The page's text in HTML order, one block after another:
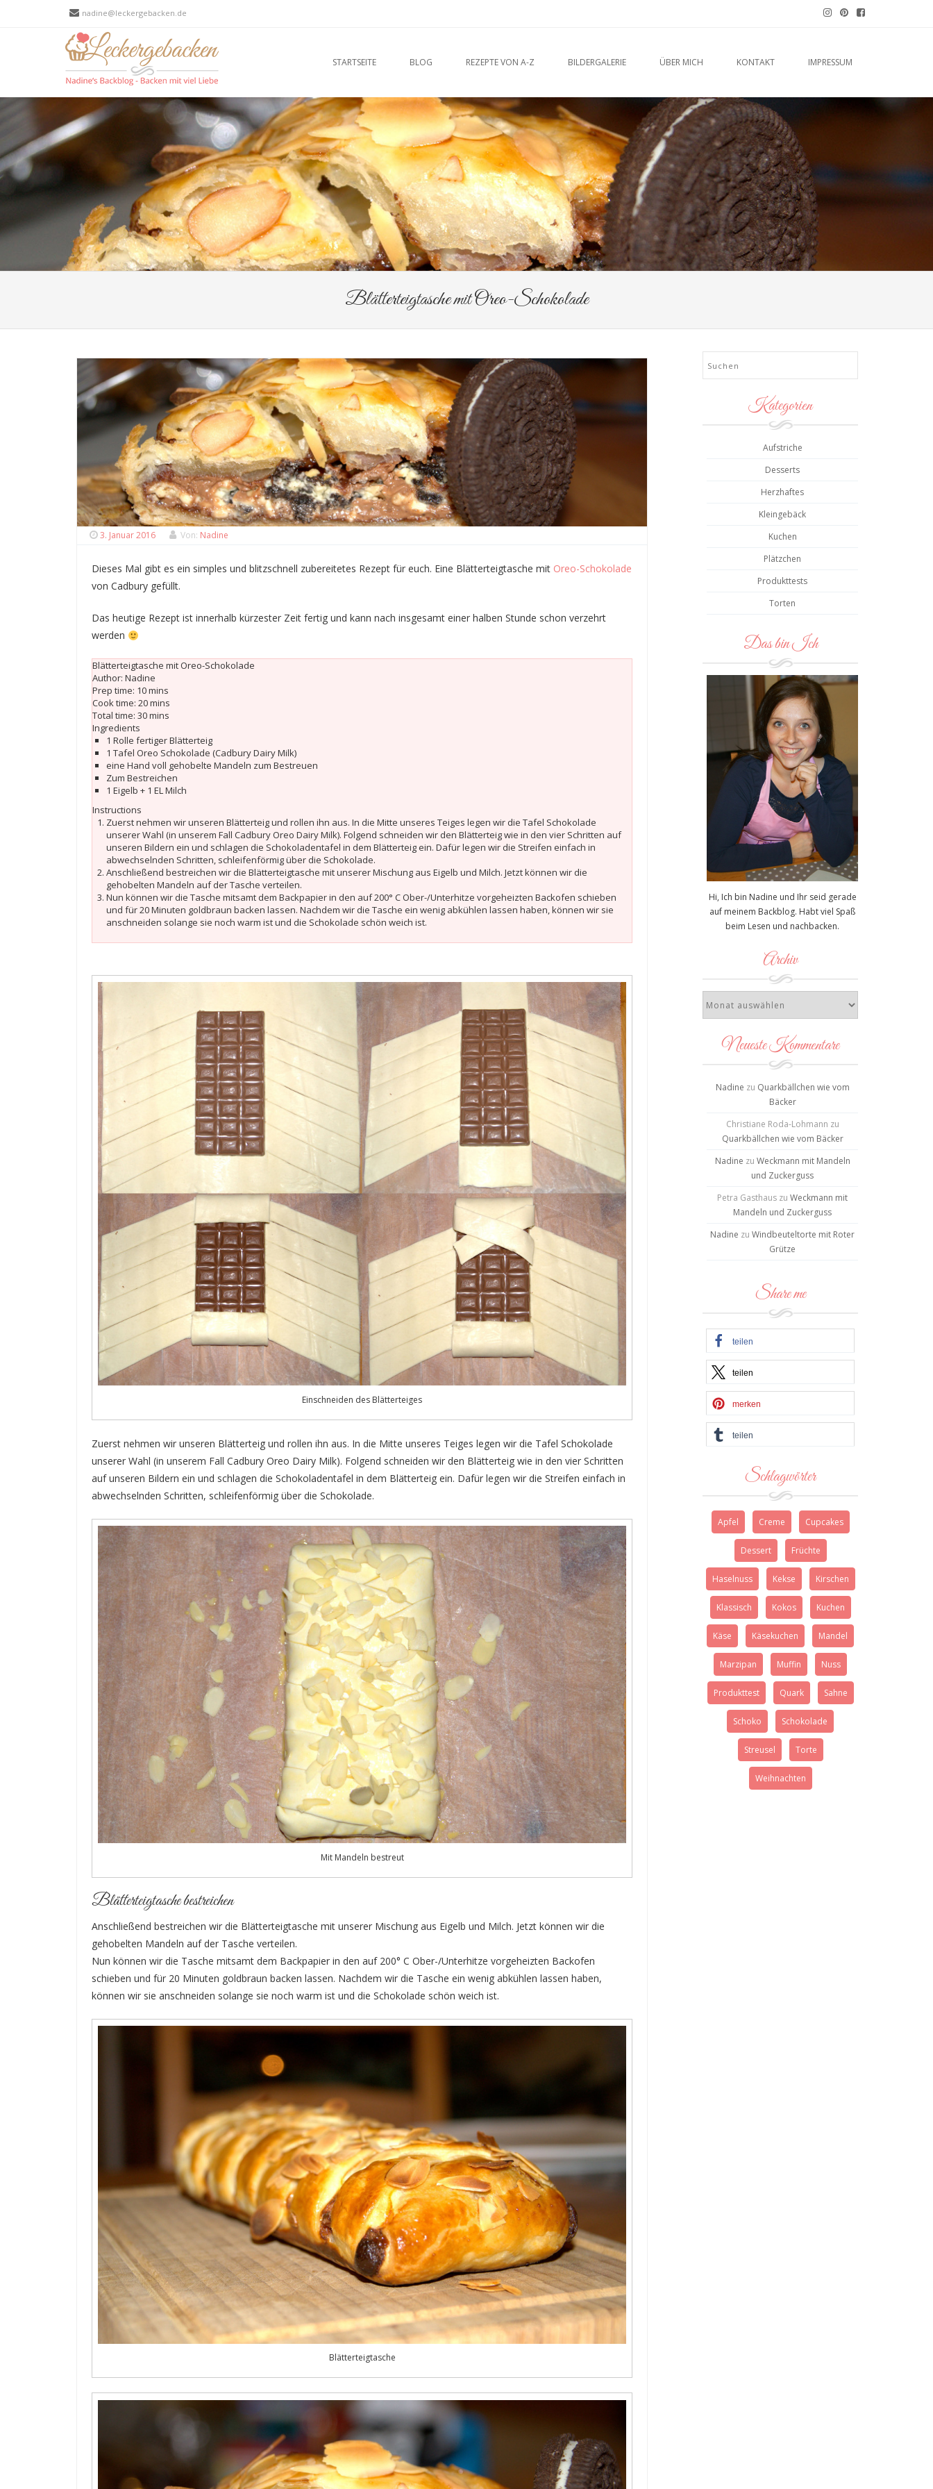
nadine@leckergebacken.de
SKIP TO CONTENTSTARTSEITE BLOG REZEPTE VON A-Z BILDERGALERIE ÜBER MICH KONTAKT IMPRESSUM
Blätterteigtasche mit Oreo-Schokolade
3. Januar 2016 Von: Nadine
Dieses Mal gibt es ein simples und blitzschnell zubereitetes Rezept für euch. Eine Blätterteigtasche mit Oreo-Schokolade
von Cadbury gefüllt.
Das heutige Rezept ist innerhalb kürzester Zeit fertig und kann nach insgesamt einer halben Stunde schon verzehrt
werden
Blätterteigtasche mit Oreo-Schokolade
Author: Nadine
Prep time: 10 mins
Cook time: 20 mins
Total time: 30 mins
Ingredients
1 Rolle fertiger Blätterteig
1 Tafel Oreo Schokolade (Cadbury Dairy Milk)
eine Hand voll gehobelte Mandeln zum Bestreuen
Zum Bestreichen
1 Eigelb + 1 EL Milch
Instructions
Zuerst nehmen wir unseren Blätterteig und rollen ihn aus. In die Mitte unseres Teiges legen wir die Tafel Schokolade
unserer Wahl (in unserem Fall Cadbury Oreo Dairy Milk). Folgend schneiden wir den Blätterteig wie in den vier Schritten auf
unseren Bildern ein und schlagen die Schokoladentafel in dem Blätterteig ein. Dafür legen wir die Streifen einfach in
abwechselnden Schritten, schleifenförmig über die Schokolade.
Anschließend bestreichen wir die Blätterteigtasche mit unserer Mischung aus Eigelb und Milch. Jetzt können wir die
gehobelten Mandeln auf der Tasche verteilen.
Nun können wir die Tasche mitsamt dem Backpapier in den auf 200° C Ober-/Unterhitze vorgeheizten Backofen schieben
und für 20 Minuten goldbraun backen lassen. Nachdem wir die Tasche ein wenig abkühlen lassen haben, können wir sie
anschneiden solange sie noch warm ist und die Schokolade schön weich ist.
Einschneiden des Blätterteiges
Zuerst nehmen wir unseren Blätterteig und rollen ihn aus. In die Mitte unseres Teiges legen wir die Tafel Schokolade
unserer Wahl (in unserem Fall Cadbury Oreo Dairy Milk). Folgend schneiden wir den Blätterteig wie in den vier Schritten
auf unseren Bildern ein und schlagen die Schokoladentafel in dem Blätterteig ein. Dafür legen wir die Streifen einfach in
abwechselnden Schritten, schleifenförmig über die Schokolade.
Mit Mandeln bestreut
Blätterteigtasche bestreichen
Anschließend bestreichen wir die Blätterteigtasche mit unserer Mischung aus Eigelb und Milch. Jetzt können wir die
gehobelten Mandeln auf der Tasche verteilen.
Nun können wir die Tasche mitsamt dem Backpapier in den auf 200° C Ober-/Unterhitze vorgeheizten Backofen
schieben und für 20 Minuten goldbraun backen lassen. Nachdem wir die Tasche ein wenig abkühlen lassen haben,
können wir sie anschneiden solange sie noch warm ist und die Schokolade schön weich ist.
Blätterteigtasche
Kategorien
Aufstriche
Desserts
Herzhaftes
Kleingebäck
Kuchen
Plätzchen
Produkttests
Torten
Das bin Ich
Hi, Ich bin Nadine und Ihr seid gerade
auf meinem Backblog. Habt viel Spaß
beim Lesen und nachbacken.
Archiv
Neueste Kommentare
Nadine zu Quarkbällchen wie vom
Bäcker
Christiane Roda-Lohmann zu
Quarkbällchen wie vom Bäcker
Nadine zu Weckmann mit Mandeln
und Zuckerguss
Petra Gasthaus zu Weckmann mit
Mandeln und Zuckerguss
Nadine zu Windbeuteltorte mit Roter
Grütze
Share me
teilen
teilen
merken
teilen
Schlagwörter
Apfel Creme Cupcakes
Dessert Früchte
Haselnuss Kekse Kirschen
Klassisch Kokos Kuchen
Käse Käsekuchen Mandel
Marzipan Muffin Nuss
Produkttest Quark Sahne
Schoko Schokolade
Streusel Torte
Weihnachten